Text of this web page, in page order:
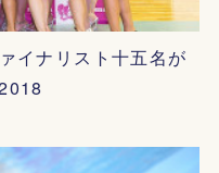
イナリスト十五名が